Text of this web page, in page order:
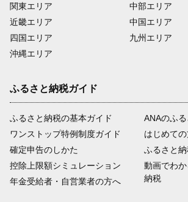
関東エリア
近畿エリア
四国エリア
沖縄エリア
中部エリア
中国エリア
九州エリア
ふるさと納税ガイド
ふるさと納税の基本ガイド
ワンストップ特例制度ガイド
確定申告のしかた
控除上限額シミュレーション
年金受給者・自営業者の方へ
ANAのふ
はじめて
ふるさと
動画でわ
納税